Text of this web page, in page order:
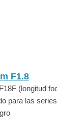
F1.8
(longitud
para las